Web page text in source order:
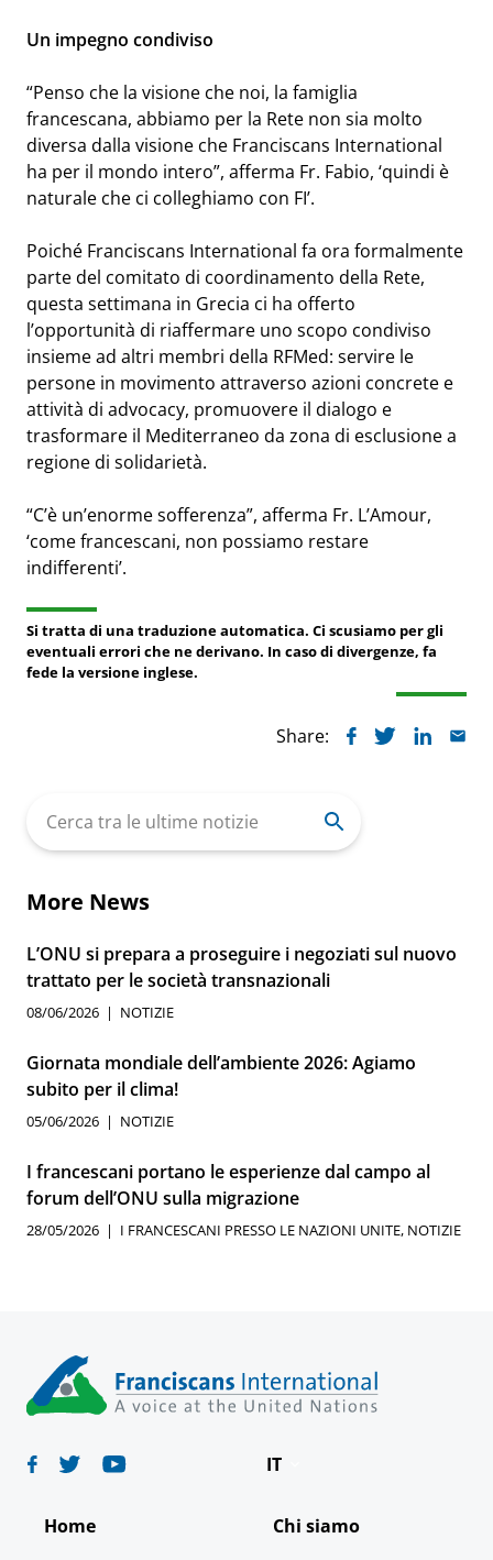
Un impegno condiviso
“Penso che la visione che noi, la famiglia
francescana, abbiamo per la Rete non sia molto
diversa dalla visione che Franciscans International
ha per il mondo intero”, afferma Fr. Fabio, ‘quindi è
naturale che ci colleghiamo con FI’.
Poiché Franciscans International fa ora formalmente
parte del comitato di coordinamento della Rete,
questa settimana in Grecia ci ha offerto
l’opportunità di riaffermare uno scopo condiviso
insieme ad altri membri della RFMed: servire le
persone in movimento attraverso azioni concrete e
attività di advocacy, promuovere il dialogo e
trasformare il Mediterraneo da zona di esclusione a
regione di solidarietà.
“C’è un’enorme sofferenza”, afferma Fr. L’Amour,
‘come francescani, non possiamo restare
indifferenti’.
Si tratta di una traduzione automatica. Ci scusiamo per gli
eventuali errori che ne derivano. In caso di divergenze, fa
fede la versione inglese.
Share:
for:
More News
L’ONU si prepara a proseguire i negoziati sul nuovo
trattato per le società transnazionali
08/06/2026 NOTIZIE
Giornata mondiale dell’ambiente 2026: Agiamo
subito per il clima!
05/06/2026 NOTIZIE
I francescani portano le esperienze dal campo al
forum dell’ONU sulla migrazione
28/05/2026 I FRANCESCANI PRESSO LE NAZIONI UNITE, NOTIZIE
IT
Deutsch
Home Chi siamo